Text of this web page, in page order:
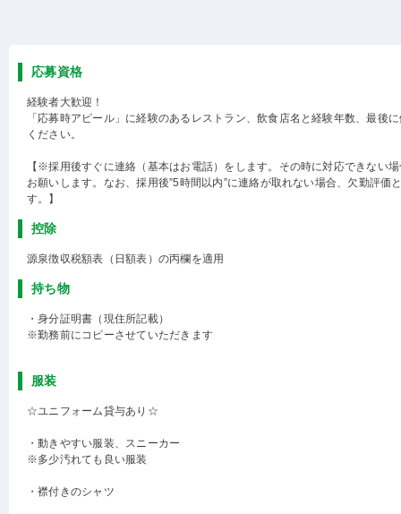
応募資格
経験者大歓迎！
「応募時アピール」に経験のあるレストラン、飲食店名と経験年数、最後
ください。
【※採用後すぐに連絡（基本はお電話）をします。その時に対応できない
お願いします。なお、採用後”5時間以内”に連絡が取れない場合、欠勤評価
す。】
控除
源泉徴収税額表（日額表）の丙欄を適用
持ち物
・身分証明書（現住所記載）
※勤務前にコピーさせていただきます
服装
☆ユニフォーム貸与あり☆
・動きやすい服装、スニーカー
※多少汚れても良い服装
・襟付きのシャツ